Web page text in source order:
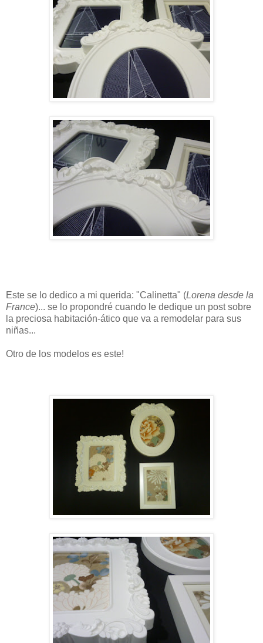
Este se lo dedico a mi querida: "Calinetta" (Lorena desde la
France)... se lo propondré cuando le dedique un post sobre
la preciosa habitación-ático que va a remodelar para sus
niñas...
Otro de los modelos es este!